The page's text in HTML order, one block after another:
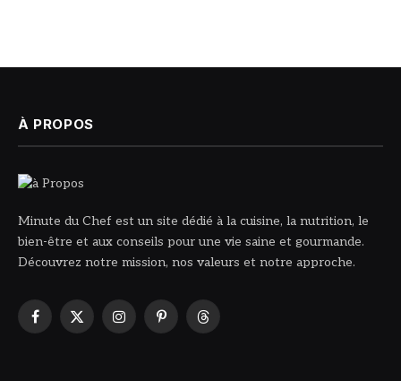
À PROPOS
Minute du Chef est un site dédié à la cuisine, la nutrition, le
bien-être et aux conseils pour une vie saine et gourmande.
Découvrez notre mission, nos valeurs et notre approche.
Facebook
X
InstagramPinterestThreads